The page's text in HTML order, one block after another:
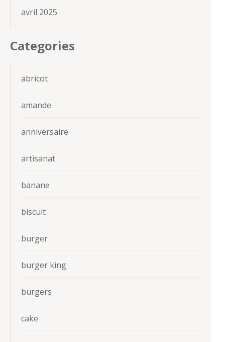
avril 2025
Categories
abricot
amande
anniversaire
artisanat
banane
biscuit
burger
burger king
burgers
cake